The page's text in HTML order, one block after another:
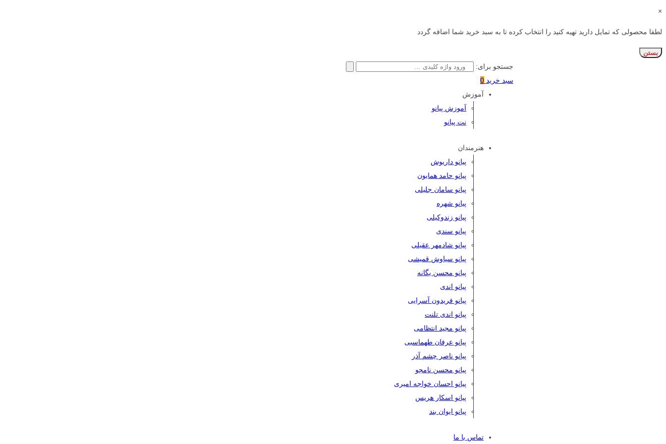
×
لطفا محصولی که تمایل دارید تهیه کنید را انتخاب کرده تا به سبد خرید شما اضافه گردد
بستن
جستجو برای:
سبد خرید 0
آموزش
آموزش پیانو
نت پیانو
هنرمندان
پیانو داریوش
پیانو حامد همایون
پیانو سامان جلیلی
پیانو شهره
پیانو زندوکیلی
پیانو سندی
پیانو شادمهر عقیلی
پیانو سیاوش قمیشی
پیانو محسن یگانه
پیانو اندی
پیانو فریدون آسرایی
پیانو اندی تلنت
پیانو مجید انتظامی
پیانو عرفان طهماسبی
پیانو ناصر چشم آذر
پیانو محسن نامجو
پیانو احسان خواجه امیری
پیانو اسکار هریس
پیانو ایوان بند
تماس با ما